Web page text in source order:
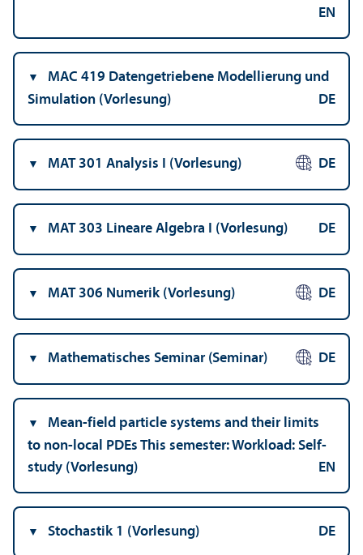
EN
MAC 419 Datengetriebene Modellierung und
Simulation (Vorlesung)
DE
MAT 301 Analysis I (Vorlesung) DE
MAT 303 Lineare Algebra I (Vorlesung) DE
MAT 306 Numerik (Vorlesung) DE
Mathematisches Seminar (Seminar) DE
Mean-field particle systems and their limits
to non-local PDEs This semester: Workload: Self-
study (Vorlesung)
EN
Stochastik 1 (Vorlesung) DE